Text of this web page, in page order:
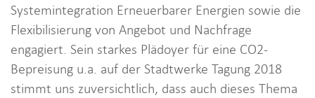
Systemintegration Erneuerbarer Energien sowie die
Flexibilisierung von Angebot und Nachfrage
engagiert. Sein starkes Plädoyer für eine CO2-
Bepreisung u.a. auf der Stadtwerke Tagung 2018
stimmt uns zuversichtlich, dass auch dieses Thema